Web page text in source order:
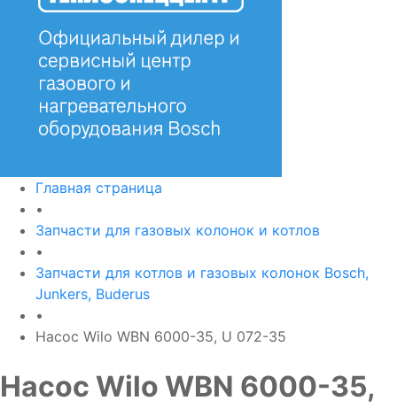
Главная страница
•
Запчасти для газовых колонок и котлов
•
Запчасти для котлов и газовых колонок Bosch,
Junkers, Buderus
•
Насос Wilo WBN 6000-35, U 072-35
Насос Wilo WBN 6000-35,